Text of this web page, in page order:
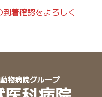
着確認をよろしく